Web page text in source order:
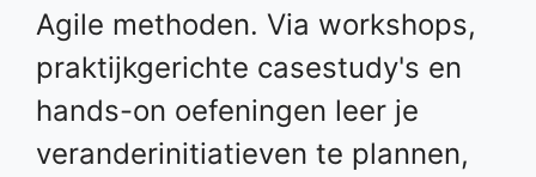
Agile methoden. Via workshops,
praktijkgerichte casestudy's en
hands-on oefeningen leer je
veranderinitiatieven te plannen,